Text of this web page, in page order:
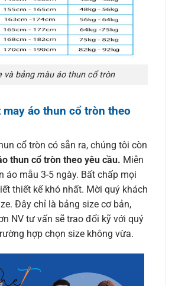
và bảng màu áo thun cổ tròn
may áo thun cổ tròn theo
cổ tròn có sẵn ra, chúng tôi còn
thun cổ tròn theo yêu cầu. Miễn
áo mẫu 3-5 ngày. Bất chấp mọi
thiết kế khó nhất. Mời quý khách
Đây chỉ là bảng size cơ bản,
NV tư vấn sẽ trao đổi kỹ với quý
hợp chọn size không vừa.